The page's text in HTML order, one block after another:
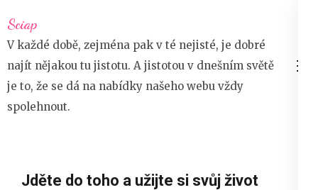
na
obsah
(stiskněte
Enter)
Sciap
V každé době, zejména pak v té nejisté, je dobré
najít nějakou tu jistotu. A jistotou v dnešním světě
je to, že se dá na nabídky našeho webu vždy
spolehnout.
Jděte do toho a užijte si svůj život